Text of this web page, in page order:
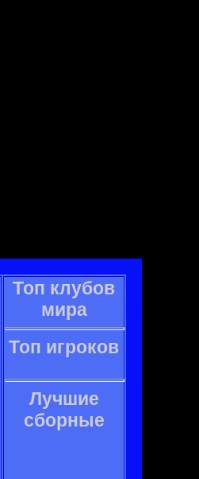
Топ клубов
мира
Топ игроков
Лучшие
сборные